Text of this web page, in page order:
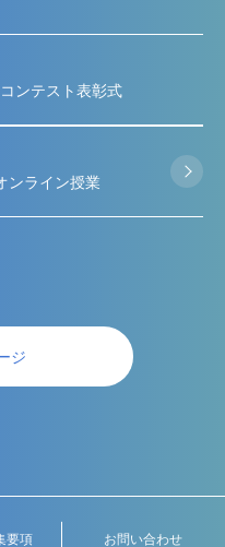
ンテスト表彰式
ンライン授業
ジ
要項 お問い合わせ